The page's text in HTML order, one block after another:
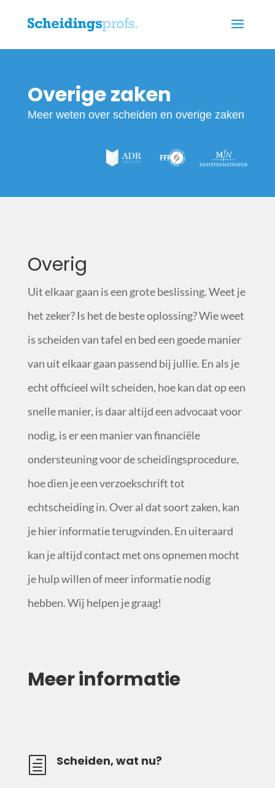
Overige zaken
Meer weten over scheiden en overige zaken
Overig
Uit elkaar gaan is een grote beslissing. Weet je
het zeker? Is het de beste oplossing? Wie weet
is scheiden van tafel en bed een goede manier
van uit elkaar gaan passend bij jullie. En als je
echt officieel wilt scheiden, hoe kan dat op een
snelle manier, is daar altijd een advocaat voor
nodig, is er een manier van financiële
ondersteuning voor de scheidingsprocedure,
hoe dien je een verzoekschrift tot
echtscheiding in. Over al dat soort zaken, kan
je hier informatie terugvinden. En uiteraard
kan je altijd contact met ons opnemen mocht
je hulp willen of meer informatie nodig
hebben. Wij helpen je graag!
Meer informatie
h Scheiden, wat nu?